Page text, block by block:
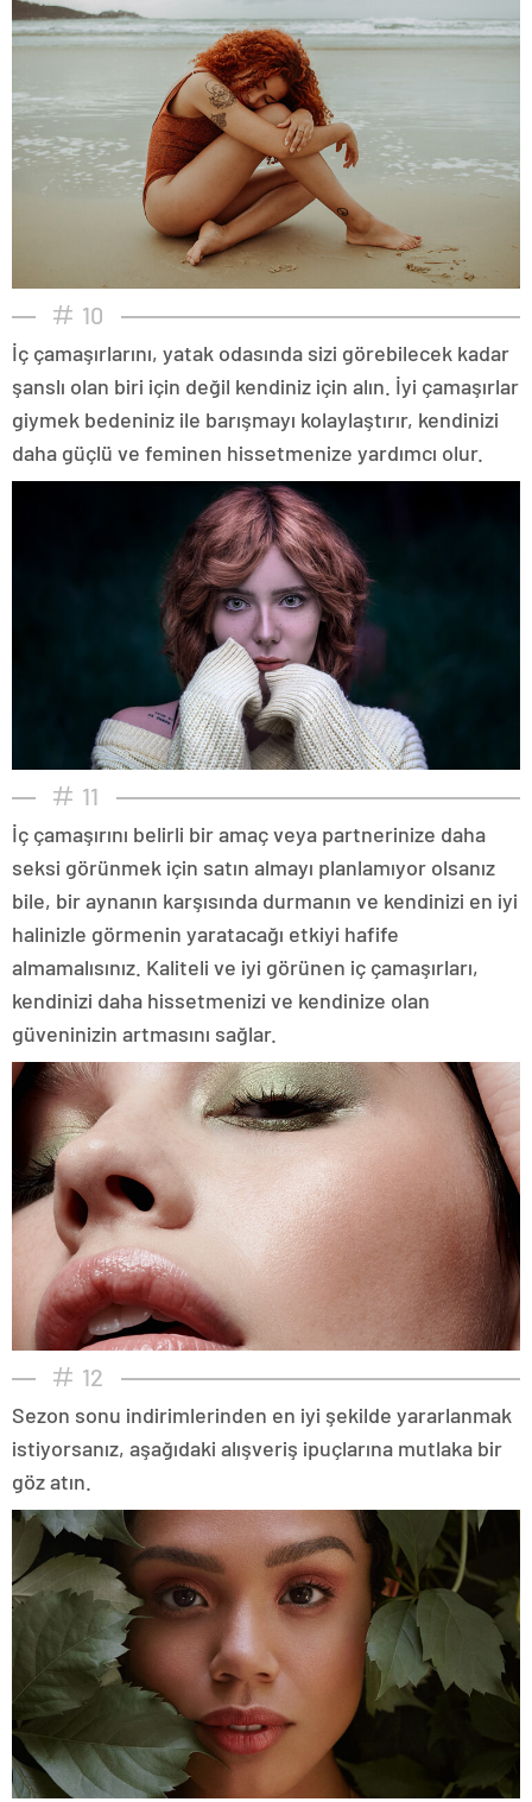
10
İç çamaşırlarını, yatak odasında sizi görebilecek kadar
şanslı olan biri için değil kendiniz için alın. İyi çamaşırlar
giymek bedeniniz ile barışmayı kolaylaştırır, kendinizi
daha güçlü ve feminen hissetmenize yardımcı olur.
11
İç çamaşırını belirli bir amaç veya partnerinize daha
seksi görünmek için satın almayı planlamıyor olsanız
bile, bir aynanın karşısında durmanın ve kendinizi en iyi
halinizle görmenin yaratacağı etkiyi hafife
almamalısınız. Kaliteli ve iyi görünen iç çamaşırları,
kendinizi daha hissetmenizi ve kendinize olan
güveninizin artmasını sağlar.
12
Sezon sonu indirimlerinden en iyi şekilde yararlanmak
istiyorsanız, aşağıdaki alışveriş ipuçlarına mutlaka bir
göz atın.